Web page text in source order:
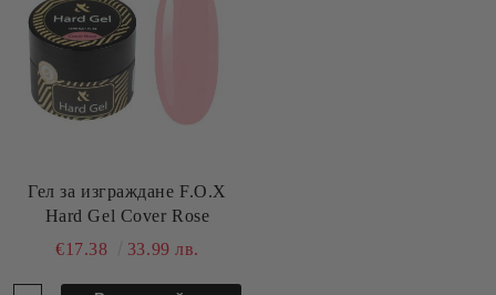
Гел за изграждане F.O.X
Hard Gel Cover Rose
€17.38
33.99 лв.